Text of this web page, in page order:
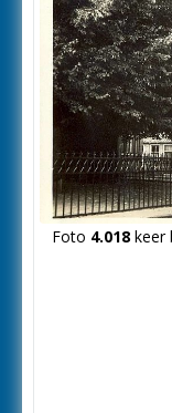
Foto 4.018keer